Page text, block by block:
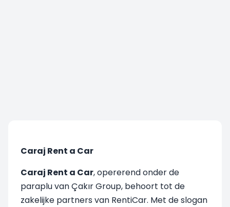
Caraj Rent a Car
Caraj Rent a Car, opererend onder de
paraplu van Çakır Group, behoort tot de
zakelijke partners van RentiCar. Met de slogan